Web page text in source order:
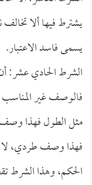
يشترط فيها ألا
يسمى فاسد الاعتبار.
الشرط الحادي عشر:
فالوصف غير
مثل الطول فهذا
فهذا وصف طردي، لا
الحكم، وهذا الشرط